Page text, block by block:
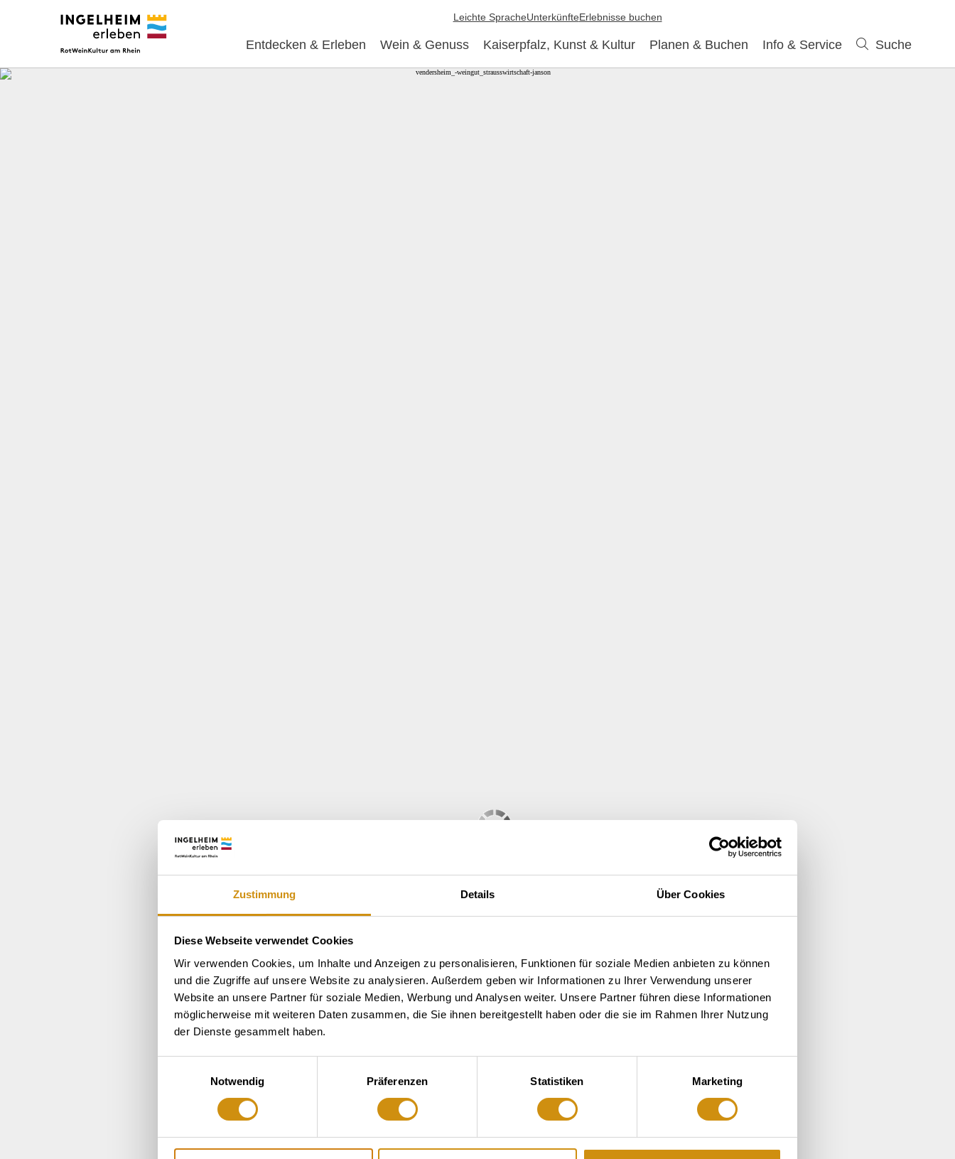
Zustimmung Details Über Cookies
Diese Webseite verwendet Cookies
Wir verwenden Cookies, um Inhalte und Anzeigen zu personalisieren, Funktionen für soziale Medien anbieten zu können
und die Zugriffe auf unsere Website zu analysieren. Außerdem geben wir Informationen zu Ihrer Verwendung unserer
Website an unsere Partner für soziale Medien, Werbung und Analysen weiter. Unsere Partner führen diese Informationen
möglicherweise mit weiteren Daten zusammen, die Sie ihnen bereitgestellt haben oder die sie im Rahmen Ihrer Nutzung
der Dienste gesammelt haben.
Notwendig
Präferenzen Statistiken Marketing
Entdecken & Erleben Wein & Genuss Kaiserpfalz, Kunst & Kultur Planen & Buchen Info & Service Suche
Leichte SpracheUnterkünfteErlebnisse buchen